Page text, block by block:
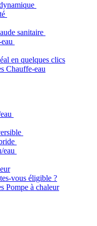
sanitaire
en quelques clics
Chauffe-eau
eau
vous éligible ?
Pompe à chaleur